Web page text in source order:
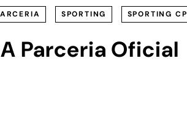
SPORTING SPORTING CP
Parceria Oficial